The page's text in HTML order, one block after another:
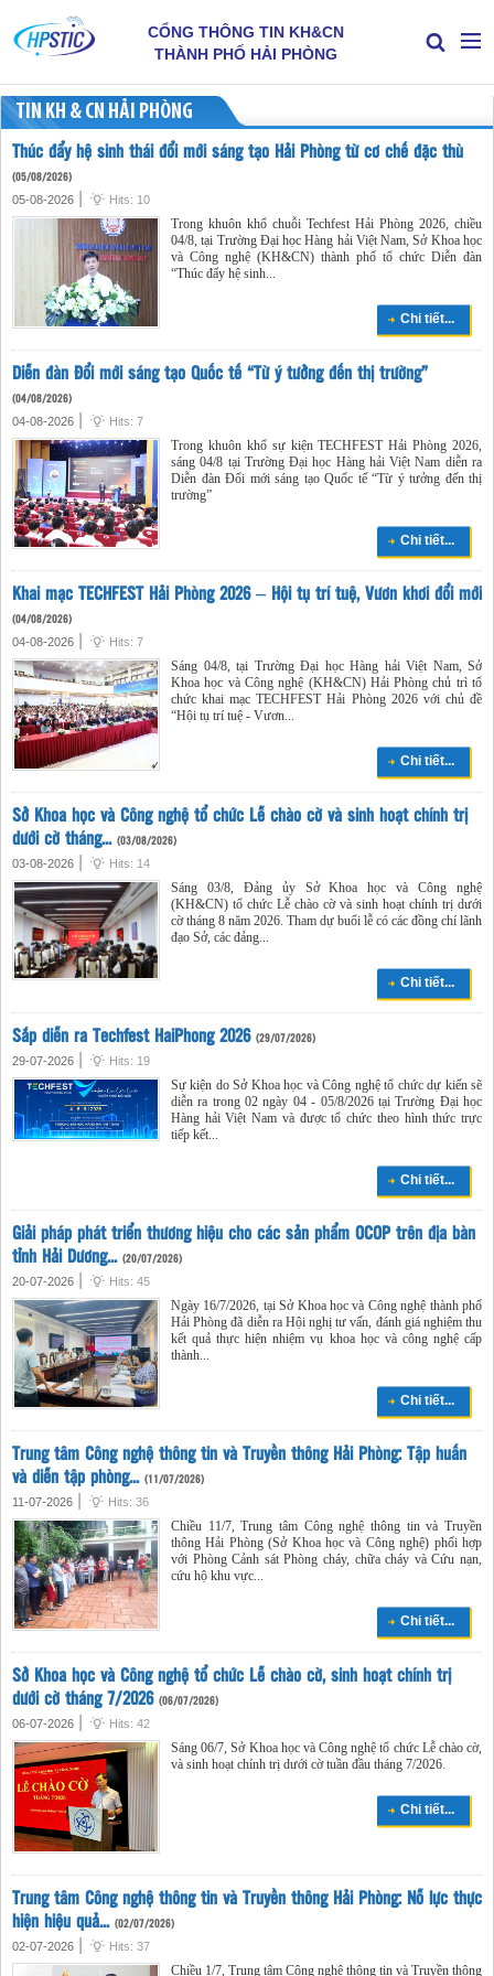
CỔNG THÔNG TIN KH&CN
THÀNH PHỐ HẢI PHÒNG
TIN KH & CN HẢI PHÒNG
Thúc đẩy hệ sinh thái đổi mới sáng tạo Hải Phòng từ cơ chế đặc thù
(05/08/2026)
05-08-2026 Hits: 10
Trong khuôn khổ chuỗi Techfest Hải Phòng 2026, chiều
04/8, tại Trường Đại học Hàng hải Việt Nam, Sở Khoa học
và Công nghệ (KH&CN) thành phố tổ chức Diễn đàn
“Thúc đẩy hệ sinh...
Chi tiết...
Diễn đàn Đổi mới sáng tạo Quốc tế “Từ ý tưởng đến thị trường”
(04/08/2026)
04-08-2026 Hits: 7
Trong khuôn khổ sự kiện TECHFEST Hải Phòng 2026,
sáng 04/8 tại Trường Đại học Hàng hải Việt Nam diễn ra
Diễn đàn Đổi mới sáng tạo Quốc tế “Từ ý tưởng đến thị
trường”
Chi tiết...
Khai mạc TECHFEST Hải Phòng 2026 – Hội tụ trí tuệ, Vươn khơi đổi mới
(04/08/2026)
04-08-2026 Hits: 7
Sáng 04/8, tại Trường Đại học Hàng hải Việt Nam, Sở
Khoa học và Công nghệ (KH&CN) Hải Phòng chủ trì tổ
chức khai mạc TECHFEST Hải Phòng 2026 với chủ đề
“Hội tụ trí tuệ - Vươn...
Chi tiết...
Sở Khoa học và Công nghệ tổ chức Lễ chào cờ và sinh hoạt chính trị
dưới cờ tháng... (03/08/2026)
03-08-2026 Hits: 14
Sáng 03/8, Đảng ủy Sở Khoa học và Công nghệ
(KH&CN) tổ chức Lễ chào cờ và sinh hoạt chính trị dưới
cờ tháng 8 năm 2026. Tham dự buổi lễ có các đồng chí lãnh
đạo Sở, các đảng...
Chi tiết...
Sắp diễn ra Techfest HaiPhong 2026 (29/07/2026)
29-07-2026 Hits: 19
Sự kiện do Sở Khoa học và Công nghệ tổ chức dự kiến sẽ
diễn ra trong 02 ngày 04 - 05/8/2026 tại Trường Đại học
Hàng hải Việt Nam và được tổ chức theo hình thức trực
tiếp kết...
Chi tiết...
Giải pháp phát triển thương hiệu cho các sản phẩm OCOP trên địa bàn
tỉnh Hải Dương... (20/07/2026)
20-07-2026 Hits: 45
Ngày 16/7/2026, tại Sở Khoa học và Công nghệ thành phố
Hải Phòng đã diễn ra Hội nghị tư vấn, đánh giá nghiệm thu
kết quả thực hiện nhiệm vụ khoa học và công nghệ cấp
thành...
Chi tiết...
Trung tâm Công nghệ thông tin và Truyền thông Hải Phòng: Tập huấn
và diễn tập phòng... (11/07/2026)
11-07-2026 Hits: 36
Chiều 11/7, Trung tâm Công nghệ thông tin và Truyền
thông Hải Phòng (Sở Khoa học và Công nghệ) phối hợp
với Phòng Cảnh sát Phòng cháy, chữa cháy và Cứu nạn,
cứu hộ khu vực...
Chi tiết...
Sở Khoa học và Công nghệ tổ chức Lễ chào cờ, sinh hoạt chính trị
dưới cờ tháng 7/2026 (06/07/2026)
06-07-2026 Hits: 42
Sáng 06/7, Sở Khoa học và Công nghệ tổ chức Lễ chào cờ,
và sinh hoạt chính trị dưới cờ tuần đầu tháng 7/2026.
Chi tiết...
Trung tâm Công nghệ thông tin và Truyền thông Hải Phòng: Nỗ lực thực
hiện hiệu quả... (02/07/2026)
02-07-2026 Hits: 37
Chiều 1/7, Trung tâm Công nghệ thông tin và Truyền thông